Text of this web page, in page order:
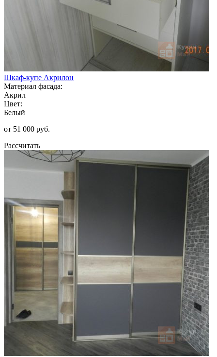
Шкаф-купе Акрилон
Материал фасада:
Акрил
Цвет:
Белый
от 51 000 руб.
Рассчитать